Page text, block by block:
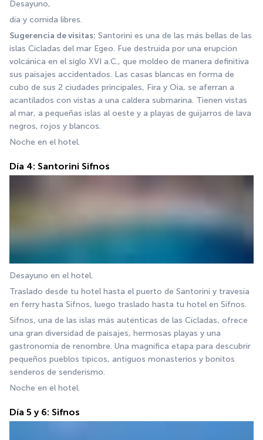
Desayuno,
día y comida libres.
Sugerencia de visitas: Santorini es una de las más bellas de las
islas Cícladas del mar Egeo. Fue destruida por una erupción
volcánica en el siglo XVI a.C., que moldeo de manera definitiva
sus paisajes accidentados. Las casas blancas en forma de
cubo de sus 2 ciudades principales, Fira y Oia, se aferran a
acantilados con vistas a una caldera submarina. Tienen vistas
al mar, a pequeñas islas al oeste y a playas de guijarros de lava
negros, rojos y blancos.
Noche en el hotel.
Día 4: Santorini Sifnos
Desayuno en el hotel.
Traslado desde tu hotel hasta el puerto de Santorini y travesía
en ferry hasta Sifnos, luego traslado hasta tu hotel en Sifnos.
Sifnos, una de las islas más auténticas de las Cícladas, ofrece
una gran diversidad de paisajes, hermosas playas y una
gastronomía de renombre. Una magnífica etapa para descubrir
pequeños pueblos típicos, antiguos monasterios y bonitos
senderos de senderismo.
Noche en el hotel.
Día 5 y 6: Sifnos